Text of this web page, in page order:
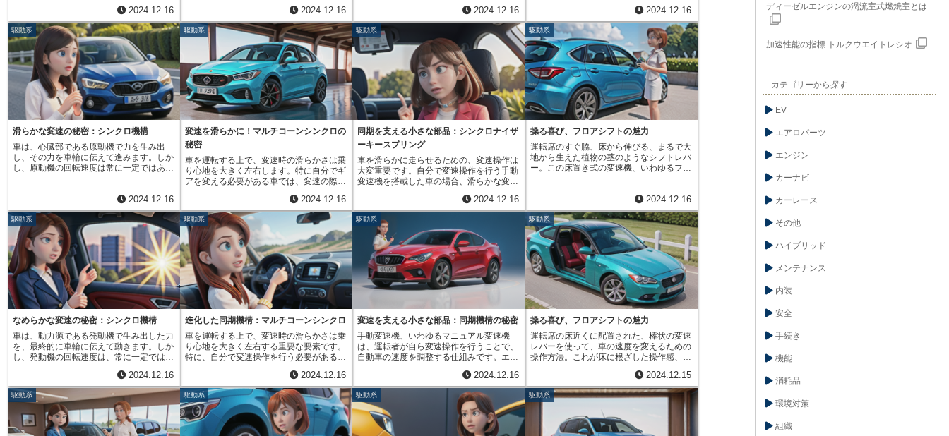
す。変速機構は、エンジンの回転速度とタ
イヤの回転速度の比率を変えることで、車
の速度と力を調整します。自転車で例える
と、平坦な道を走る時は軽いギアでペダル
を速く回し、急な坂道を登る時は重いギア
でペダルをゆっくり回すのと同じ原理で
す。変速機構には、手動でギアを変える手
動変速機と、自動でギアを変える自動変速
機があります。手動変速機は、運転者が自
分の判断でギアを選び、状況に合わせて最
適な力と速度を得ることができます。一
方、自動変速機は、電子制御によって自動
的にギアが切り替わるため、運転操作が簡
素化され、初心者でも運転しやすくなって
います。変速機構の中心的な部品は歯車で
す。大小様々な歯車が組み合わさること
の回転を速く、タイヤの回転を遅くするこ
とで、速度を上げます。逆に、急な坂道を
登る時は、エンジンの回転を遅く、タイヤ
の回転を速くすることで、大きな力を生み
出します。変速機構がなければ、車は限ら
れた速度と力しか出すことができず、様々
な道路状況に対応できません。スムーズに
発進したり、坂道を登ったり、高速道路を
快適に走ったりするためには、変速機構が
不可欠です。変速機構は、車の走行性能を
大きく左右する重要な機構と言えるでしょ
う。
2024.12.16
いる重要な部品こそ、同期装置円錐と呼ば
れる部品です。変速機内部で、かみ合う歯
車の回転速度を合わせる、いわば縁の下の
力持ちです。この部品がなければ、歯車を
変える度に激しい異音が発生し、最悪の場
合、歯車が壊れてしまうこともあります。
それほど重要な役割を担っている部品なの
です。同期装置円錐は、真鍮や鋼鉄といっ
た丈夫な金属で作られた円錐形の部品で
す。変速操作を行う際、まずこの円錐部分
が歯車に接触します。接触と同時に摩擦が
生じ、歯車の回転速度を同期装置円錐の回
転速度に近づけます。この速度調整のおか
げで、歯車がスムーズにかみ合い、滑らか
な変速が可能になるのです。もし同期装置
円錐がなければ、回転速度の異なる歯車を
無理やりかみ合わせる事になり、激しい衝
撃と騒音、そして歯車の損傷に繋がりま
す。同期装置円錐の表面には細かい溝が刻
まれています。この溝は、歯車との接触面
積を増やし、摩擦力を高める効果がありま
す。摩擦力が大きければ大きいほど、歯車
の回転速度調整が素早く行われ、より滑ら
かな変速操作が可能になります。また、溝
があることで、接触時に発生する熱を効率
的に逃がす効果もあり、部品の耐久性向上
にも貢献しています。近年、自動変速機の
普及が進み、手動変速機の車は少なくなっ
てきました。しかし、車を操る楽しみ、変
速操作の醍醐味を味わえるのは、手動変速
機の車ならではの魅力です。その魅力を支
えているのが同期装置円錐であり、小さな
部品ながらも重要な役割を担っていること
を忘れてはなりません。滑らかな変速操作
を可能にする縁の下の力持ち、同期装置円
錐は、手動変速機の車になくてはならない
存在なのです。
2024.12.16
の速度を正確に読み取り、それに合わせて
繋ぎ離しを行う装置の操作と、歯車の組み
合わせを選択する作業は、大変な集中力を
要するものでした。しかし、技術の進歩は
目覚ましく、変速機は誰でも簡単に扱え
る、滑らかで扱いやすい装置へと進化を遂
げました。その進化の過程で、特に重要な
役割を果たしたのが、全ての歯車に同期装
置を備えた機構、いわゆる「総同期式」で
す。この機構の登場以前は、歯車の速度を
合わせることなく変速操作を行うと、歯車
が噛み合わず、大きな音を立ててしまうこ
とがありました。熟練した運転者は、音を
立てずに変速操作を行う技術を持っていま
したが、そうでない運転者にとっては、変
速操作は容易ではありませんでした。総同
期式機構は、変速操作の際に歯車の回転速
を解決しました。これにより、誰でもスム
ーズかつ静かに変速操作を行うことができ
るようになり、運転の負担が大幅に軽減さ
れました。滑らかで素早い変速は、単に運
転を快適にするだけでなく、安全性の向上
にも大きく貢献しています。例えば、追い
越しや合流などの際に、必要な加速力を瞬
時に得られることは、安全な走行に欠かせ
ません。また、変速操作に気を取られるこ
とも、安全性向上に大きく寄与していま
す。変速機の進化は、自動車の歴史におけ
支える基盤技術の一つと言えるでしょう。
2024.12.16
回転数の比率を表す数値です。例えば、変
速比が２対１の場合、機関が２回回転する
間に車輪は１回回転します。変速比は、車
の走行状態に合わせて適切な値に調整する
必要があります。発進時や坂道を登る時な
ど、大きな力が必要な場面では、低い変速
比が用いられます。低い変速比では、車輪
の回転数は小さくなりますが、大きな回転
力を得ることができます。これは、自転車
で急な坂道を登る際に軽いギアを選択する
のと同じ原理です。機関の力を効率的に車
輪に伝え、力強い走りを実現します。一
方、高速道路を走る時など、速度を維持し
たい場面では、高い変速比が用いられま
す。高い変速比では、機関の回転数に対し
て車輪の回転数が大きくなり、速い速度で
と静かな走行に繋がります。変速機には、
複数の歯車が組み合わされており、これら
を組み合わせることで様々な変速比を作り
出せます。運転状況に応じて適切な変速比
を選択することで、効率的な走行や快適な
運転を実現できます。変速比を理解するこ
とは、車の仕組みを理解する上で非常に重
要であり、運転技術の向上にも繋がると言
えるでしょう。
2024.12.16
駆動系
滑らかな変速の秘密：シンクロ機構
車は、心臓部である原動機で力を生み出
し、その力を車輪に伝えて進みます。しか
し、原動機の回転速度は常に一定ではあり
車輪を回転させる必要があります。この重
要な役割を担うのが変速機です。変速機
は、原動機の回転速度と車輪の回転速度の
比率を変化させることで、様々な速度域で
最も効率の良い駆動力を得られるようにし
ています。たとえば、発進時や急な坂道を
登る時は、大きな力が必要になります。こ
の時、変速機は原動機の回転速度に対して
車輪の回転速度を低くすることで、大きな
力を生み出します。逆に、高速道路を一定
速度で走る時は、大きな力は必要ありませ
ん。この時、変速機は原動機の回転速度に
対して車輪の回転速度を高くすることで、
燃費を向上させます。変速機には、大きく
分けて二つの種類があります。一つは、運
転者が自ら操作する手動変速機です。手動
変速機は、運転者が自分の意志で変速操作
を行うため、車を操る楽しみを味わうこと
ができます。もう一つは、自動で変速操作
を行う自動変速機です。自動変速機は、運
転操作が容易で、渋滞時などでも疲労が軽
減されるという利点があります。最近で
は、この二つの利点を組み合わせた、手動
2024.12.16
駆動系
変速を滑らかに！マルチコーンシンクロの
秘密
車を運転する上で、変速時の滑らかさは乗
り心地を大きく左右します。特に自分でギ
アを変える必要がある車では、変速の際に
な感覚があると、運転の楽しさが損なわれ
てしまいます。そこで、滑らかな変速を実
現するために重要な部品が、「同期装置の
環」と呼ばれる部品です。この部品は、動
力の入り口となる軸と、動力が出ていく軸
の回転の速さを合わせることで、歯車同士
が滑らかに噛み合うようにしてくれます。
この「同期装置の環」の働きをより良くす
るために開発された技術が、「多円錐同期
装置」です。この技術は、複数の円錐状の
面を持つことで、より広い範囲で回転の速
さを合わせることができるようになってい
ます。従来の単一の円錐面を持つものに比
べて、多円錐同期装置は、より速く、より
滑らかに回転の速さを合わせることができ
るため、変速時のショックや引っかかりを
大幅に低減することができます。また、耐
久性にも優れているため、長期間にわたっ
て滑らかな変速性能を維持することが可能
です。多円錐同期装置は、主に三つの円錐
面で構成されています。それぞれの円錐面
は異なる角度を持ち、それぞれが異なる役
2024.12.16
駆動系
同期を支える小さな部品：シンクロナイザ
ーキースプリング
車を滑らかに走らせるための、変速操作は
大変重要です。自分で変速操作を行う手動
変速機を搭載した車の場合、滑らかな変速
合装置用バネ」があります。小さい部品で
すが、変速時の衝撃を和らげ、歯車の噛み
合いを滑らかにする上で、大きな役割を担
っています。この同期噛合装置用バネは、
変速時に回転速度の異なる歯車を素早く同
調させる働きをします。手動変速機では、
動力の伝達に歯車を使っています。異なる
速度で回転する歯車を直接噛み合わせる
と、大きな衝撃が発生し、歯車が損傷する
バネが活躍します。同期噛合装置用バネ
は、噛み合わされる側の歯車の回転速度
を、噛み合わせる側の歯車の回転速度に近
づけることで、滑らかな噛み合いを可能に
しています。このバネの働きによって、変
速時の衝撃が抑えられ、歯車の摩耗も軽減
されます。また、運転者は少ない力でスム
ーズに変速操作を行うことができます。も
し、この同期噛合装置用バネがなければ、
歯車を噛み合わせる際に大きな音が発生し
たり、変速に失敗したりする可能性が高く
なります。運転のしやすさ、快適性も大き
2024.12.16
駆動系
操る喜び、フロアシフトの魅力
運転席のすぐ脇、床から伸びる、まるで大
地から生えた植物の茎のようなシフトレバ
ー。この床置き式の変速機、いわゆるフロ
る大切な役割を担っています。まるで自分
の手足のように、レバーを握り、自分の意
思でギアを選び、車に力を伝える。その確
かな操作感覚は、運転することの喜びを、
肌で、体全体で感じさせてくれます。特
に、速さを競うための車や、自分でギアを
変える操作が必要な車では、このフロアシ
フトの操作感覚が、運転の楽しさの中でも
特に大切にされ、多くの運転する人々を惹
きつけてきました。近頃は、自動でギアを
変える車が主流になりつつありますが、そ
れでも、床置き式の変速機を持つ車は、変
わらぬ人気を誇っています。その理由は、
フロアシフトが、運転における人の主体性
を象徴しているからと言えるでしょう。自
動で全てが操作される車が増える中、自分
の手でギアを選び、エンジンの鼓動を感じ
ながら速度を調整する。この行為は、単な
る移動手段を超え、車と対話し、操る喜び
を味わう体験となります。まるで馬を操る
騎手のように、自分の意志で車を制御する
感覚。これが、フロアシフトに根強い人気
がある理由の一つと言えるでしょう。さら
2024.12.16
駆動系
なめらかな変速の秘密：シンクロ機構
車は、動力源である発動機で生み出した力
を、最終的に車輪に伝えて動きます。しか
し、発動機の回転速度は、常に一定ではあ
る時は、大きな力が必要になります。この
時、発動機の回転速度は高く保ちながら、
車輪の回転速度を低くする必要がありま
す。逆に、速く走る時は、発動機の回転速
度を低く抑えながら、車輪の回転速度を高
くする必要があります。このように、状況
2024.12.16
駆動系
進化した同期機構：マルチコーンシンクロ
車を運転する上で、変速時の滑らかさは乗
り心地を大きく左右する重要な要素です。
特に、自分で変速操作を行う必要がある手
て変速の滑らかさが大きく変わってきま
す。しかし、技術の進歩のおかげで、最近
では誰でも簡単に滑らかな変速操作ができ
るようになってきました。その進歩を支え
る技術の一つが、複数の円錐を使う同期装
置です。この複数の円錐を使う同期装置
2024.12.16
駆動系
変速を支える小さな部品：同期機構の秘密
手動変速機、いわゆるマニュアル変速機
は、運転者が自ら変速操作を行うことで、
自動車の速度を調整する仕組みです。エン
伝えることで車は走りますが、エンジンの
回転する速さとタイヤの回転する速さを、
常に同じにすることはできません。状況に
応じて変速することで、効率の良い走りを
可能にしています。手動変速機の中核を担
うのが、歯車です。大小さまざまな大きさ
2024.12.16
駆動系
操る喜び、フロアシフトの魅力
運転席の床近くに配置された、棒状の変速
レバーを使って、車の速度を変えるための
操作方法。これが床に根ざした操作感、つ
りブレーキを踏むのと同じように、足元で
操作するため、まるで車と一体になったよ
うな感覚が味わえます。自分の手足が車の
動きに直結しているかのような、ダイレク
トな操作感が最大の魅力です。この床に根
ざした操作方法は、ただ車を動かすだけで
2024.12.15
駆動系 駆動系 駆動系 駆動系
ディーゼルエンジンの渦流室式燃焼室とは
加速性能の指標 トルクウエイトレシオ
カテゴリーから探す
EV
エアロパーツ
エンジン
カーナビ
カーレース
その他
ハイブリッド
メンテナンス
内装
安全
手続き
機能
消耗品
環境対策
組織